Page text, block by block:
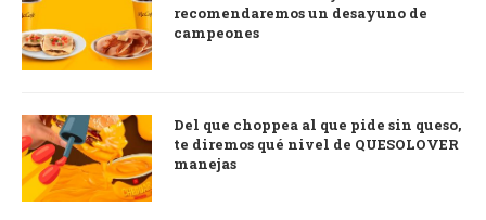
recomendaremos un desayuno de
campeones
Del que choppea al que pide sin queso,
te diremos qué nivel de QUESOLOVER
manejas